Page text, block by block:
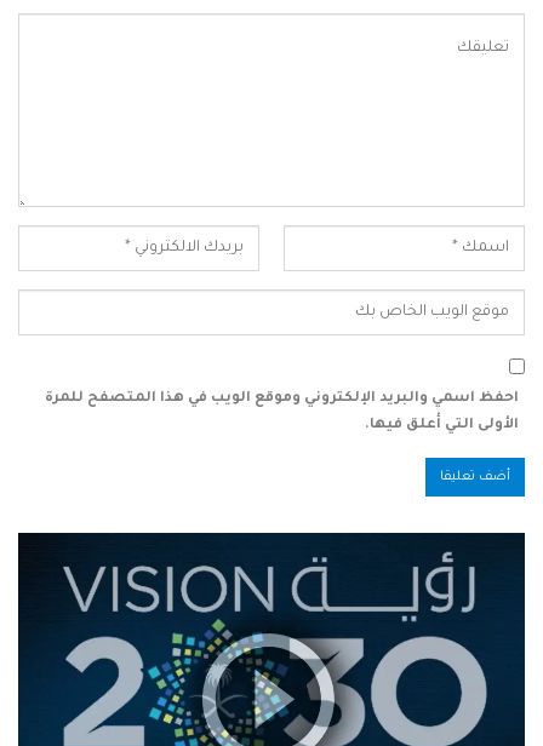
احفظ اسمي والبريد الإلكتروني وموقع الويب في هذا المتصفح للمرة
الأولى التي أعلق فيها.